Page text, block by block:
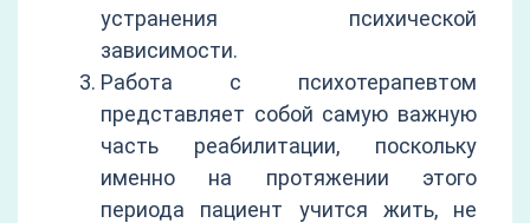
устранения психической
зависимости.
Работа с психотерапевтом
представляет собой самую важную
часть реабилитации, поскольку
именно на протяжении этого
периода пациент учится жить, не